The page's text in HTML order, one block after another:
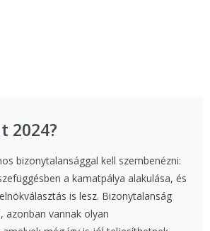
2024?
bizonytalansággal kell szembenézni:
a kamatpálya alakulása, és
is lesz. Bizonytalanság
azonban vannak olyan